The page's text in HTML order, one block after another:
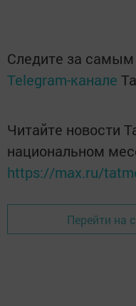
Следите за
Telegram-канале
Читайте новости
национальном
https://max.ru/
Перейти на